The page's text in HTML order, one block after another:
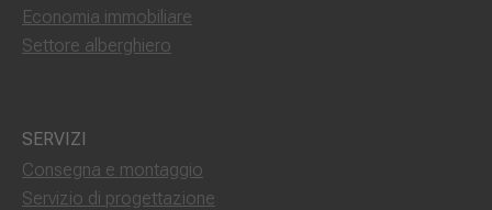
Economia immobiliare
Settore alberghiero
SERVIZI
Consegna e montaggio
Servizio di progettazione